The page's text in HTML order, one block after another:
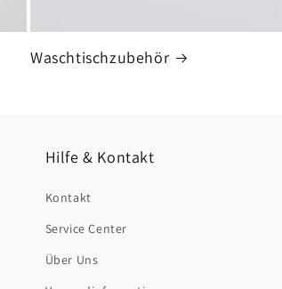
Waschtischzubehör
Hilfe & Kontakt
Kontakt
Service Center
Über Uns